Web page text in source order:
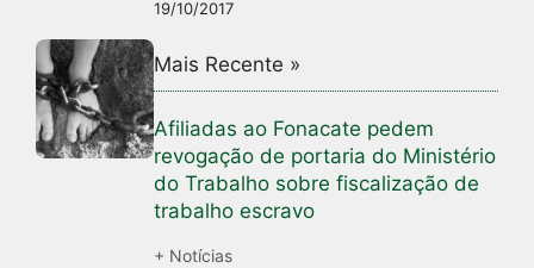
19/10/2017
Mais Recente »
Afiliadas ao Fonacate pedem
revogação de portaria do Ministério
do Trabalho sobre fiscalização de
trabalho escravo
+ Notícias